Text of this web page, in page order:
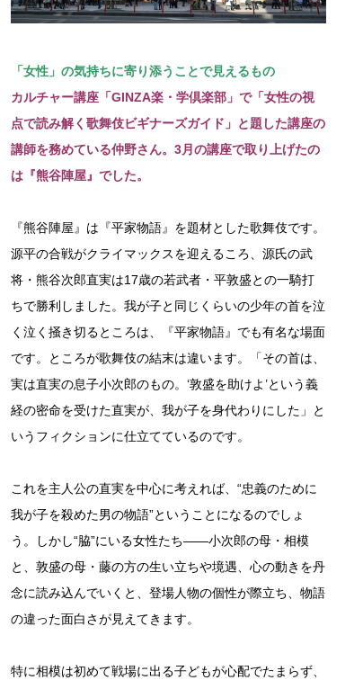
「女性」の気持ちに寄り添うことで見えるもの
カルチャー講座「GINZA楽・学倶楽部」で「女性の視
点で読み解く歌舞伎ビギナーズガイド」と題した講座の
講師を務めている仲野さん。3月の講座で取り上げたの
は『熊谷陣屋』でした。
『熊谷陣屋』は『平家物語』を題材とした歌舞伎です。
源平の合戦がクライマックスを迎えるころ、源氏の武
将・熊谷次郎直実は17歳の若武者・平敦盛との一騎打
ちで勝利しました。我が子と同じくらいの少年の首を泣
く泣く掻き切るところは、『平家物語』でも有名な場面
です。ところが歌舞伎の結末は違います。「その首は、
実は直実の息子小次郎のもの。‘敦盛を助けよ’という義
経の密命を受けた直実が、我が子を身代わりにした」と
いうフィクションに仕立てているのです。
これを主人公の直実を中心に考えれば、“忠義のために
我が子を殺めた男の物語”ということになるのでしょ
う。しかし“脇”にいる女性たち――小次郎の母・相模
と、敦盛の母・藤の方の生い立ちや境遇、心の動きを丹
念に読み込んでいくと、登場人物の個性が際立ち、物語
の違った面白さが見えてきます。
特に相模は初めて戦場に出る子どもが心配でたまらず、